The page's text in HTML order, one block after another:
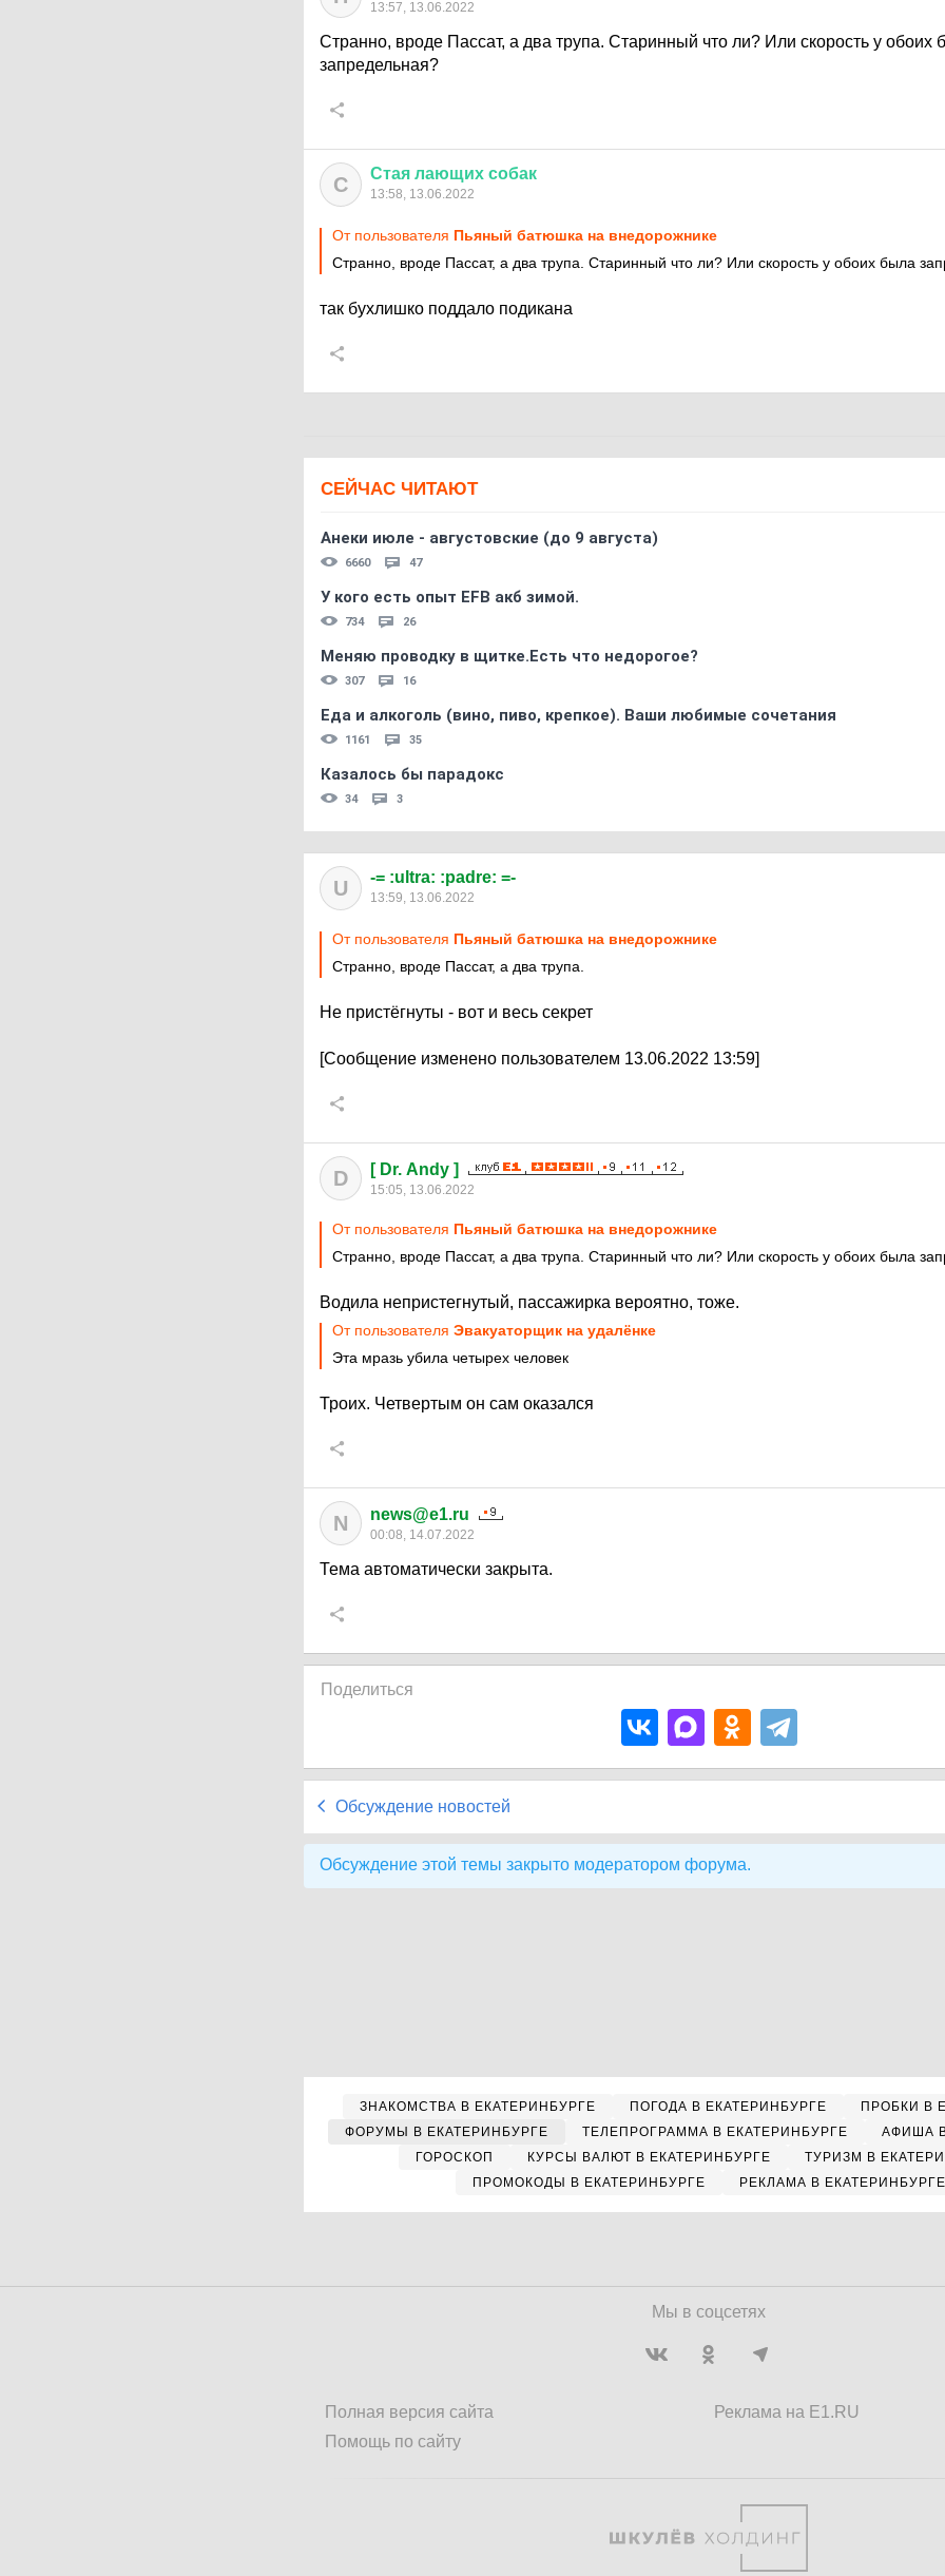
13:57, 13.06.2022
Странно, вроде Пассат, а два трупа. Старинный что ли? Или скорость у обоих
запредельная?
С Стая лающих собак
13:58, 13.06.2022
От пользователя Пьяный батюшка на внедорожнике
Странно, вроде Пассат, а два трупа. Старинный что ли? Или скорость у обоих была
так бухлишко поддало подикана
СЕЙЧАС ЧИТАЮТ
Анеки июле - августовские (до 9 августа)
6660 47
У кого есть опыт EFB акб зимой.
734 26
Меняю проводку в щитке.Есть что недорогое?
307 16
Еда и алкоголь (вино, пиво, крепкое). Ваши любимые сочетания
1161 35
Казалось бы парадокс
34 3
U -= :ultra: :padre: =-
13:59, 13.06.2022
От пользователя Пьяный батюшка на внедорожнике
Странно, вроде Пассат, а два трупа.
Не пристёгнуты - вот и весь секрет
[Сообщение изменено пользователем 13.06.2022 13:59]
D [ Dr. Andy ]
15:05, 13.06.2022
От пользователя Пьяный батюшка на внедорожнике
Странно, вроде Пассат, а два трупа. Старинный что ли? Или скорость у обоих была
Водила непристегнутый, пассажирка вероятно, тоже.
От пользователя Эвакуаторщик на удалёнке
Эта мразь убила четырех человек
Троих. Четвертым он сам оказался
N news@e1.ru
00:08, 14.07.2022
Тема автоматически закрыта.
Поделиться
Обсуждение новостей
Обсуждение этой темы закрыто модератором форума.
ЗНАКОМСТВА В ЕКАТЕРИНБУРГЕ ПОГОДА В ЕКАТЕРИНБУРГЕ
ПРОБКИ В
ФОРУМЫ В ЕКАТЕРИНБУРГЕ
ТЕЛЕПРОГРАММА В ЕКАТЕРИНБУРГЕ
АФИША
ГОРОСКОП
КУРСЫ ВАЛЮТ В ЕКАТЕРИНБУРГЕ
ТУРИЗМ В
ПРОМОКОДЫ В ЕКАТЕРИНБУРГЕ
РЕКЛАМА В ЕКАТЕРИНБУРГЕ
Мы в соцсетях
Полная версия сайта
Помощь по сайту
Реклама на E1.RU